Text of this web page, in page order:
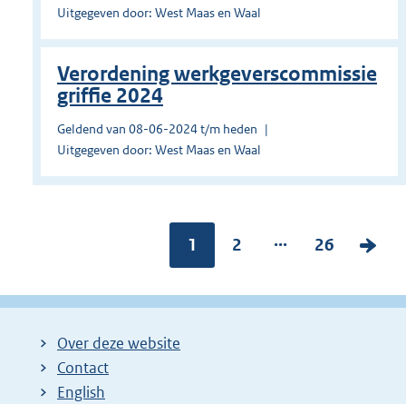
Uitgegeven door: West Maas en Waal
Verordening werkgeverscommissie
griffie 2024
Geldend van 08-06-2024 t/m heden
Uitgegeven door: West Maas en Waal
Pagina:
1
P
g
2 ...
P
g
26
V
l
Over deze website
Contact
English